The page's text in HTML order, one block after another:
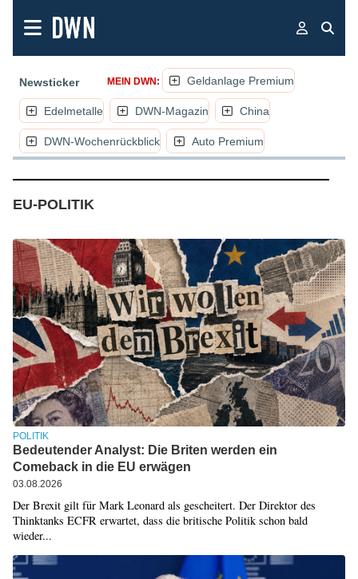
Newsticker MEIN DWN: Geldanlage Premium
Edelmetalle DWN-Magazin China
DWN-Wochenrückblick Auto Premium
EU-POLITIK(NACHRICHTEN, ARTIKEL,
POLITIK
Bedeutender Analyst: Die Briten werden ein
Comeback in die EU erwägen
03.08.2026
Der Brexit gilt für Mark Leonard als gescheitert. Der Direktor des
Thinktanks ECFR erwartet, dass die britische Politik schon bald
wieder...